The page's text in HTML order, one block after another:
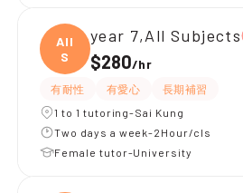
All
S
year 7,All Subjects
$280/hr
有耐性 有愛心
長期補習
1 to 1 tutoring-Sai Kung
Two days a week-2Hour/cls
Female tutor-University